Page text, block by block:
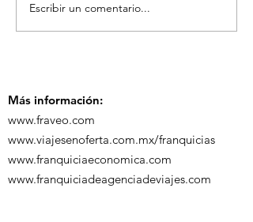
TourTravelynByFraveo
participó en la
Escribir un comentario...
Más información:
www.fraveo.com
www.viajesenoferta.com.mx/franquicias
www.franquiciaeconomica.com
www.franquiciadeagenciadeviajes.com